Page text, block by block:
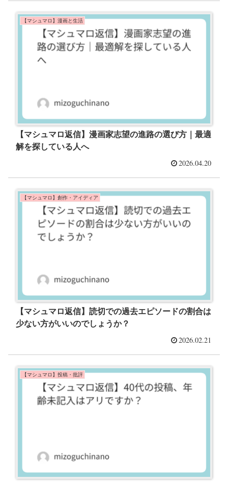
【マシュマロ】漫画と生活
【マシュマロ返信】漫画家志望の進路の選び方｜最適
解を探している人へ
2026.04.20
【マシュマロ】創作・アイディア
【マシュマロ返信】読切での過去エピソードの割合は
少ない方がいいのでしょうか？
2026.02.21
【マシュマロ】投稿・批評